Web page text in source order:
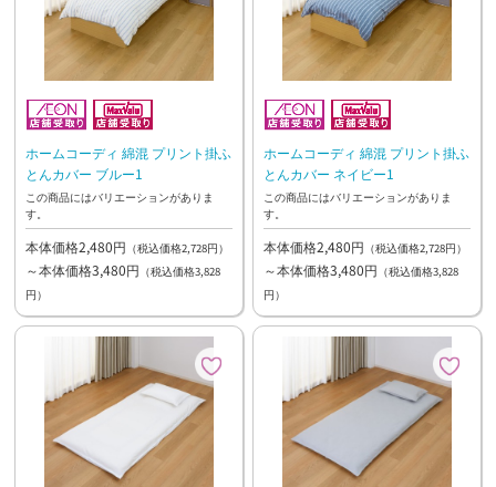
ホームコーディ 綿混 プリント掛ふ
とんカバー ブルー1
この商品にはバリエーションがありま
す。
本体価格2,480円 （税込価格2,728円）
～本体価格3,480円 （税込価格3,828
円）
ホームコーディ 綿混 プリント掛ふ
とんカバー ネイビー1
この商品にはバリエーションがありま
す。
本体価格2,480円 （税込価格2,728円）
～本体価格3,480円 （税込価格3,828
円）